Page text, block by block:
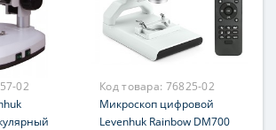
02
Код товара: 76825-02
Микроскоп цифровой
Levenhuk Rainbow DM700